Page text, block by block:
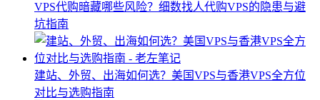
VPS代购暗藏哪些风险？细数找人代购VPS的隐患与避
坑指南
建站、外贸、出海如何选？美国VPS与香港VPS全方位
对比与选购指南